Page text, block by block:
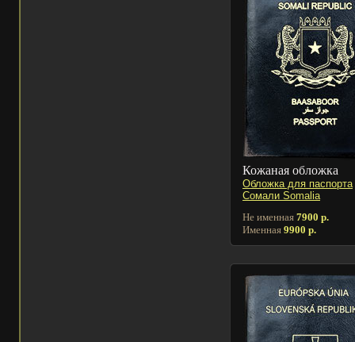
Кожаная обложка
Обложка для паспорта
Сомали Somalia
Не именная 7900 р.
Именная 9900 р.